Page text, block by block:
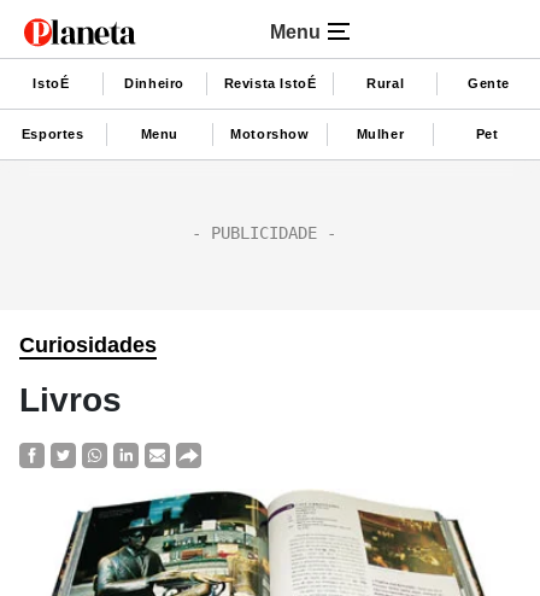
Menu
IstoÉ Dinheiro Revista IstoÉ Rural Gente
Esportes Menu Motorshow Mulher Pet
Curiosidades
Livros